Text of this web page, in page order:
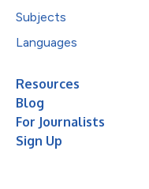
Subjects
Languages
Resources
Blog
For Journalists
Sign Up